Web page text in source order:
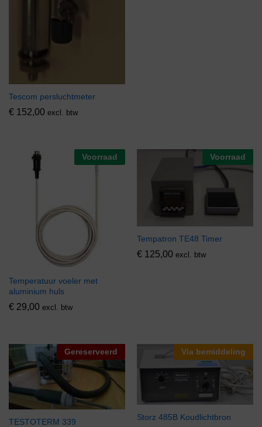
Tescom persluchtmeter
€ 152,00 excl. btw
Voorraad
Temperatuur voeler met
aluminium huls
€ 29,00 excl. btw
Voorraad
Tempatron TE48 Timer
€ 125,00 excl. btw
Gereserveerd
TESTOTERM 339
Via bemiddeling
Storz 485B Koudlichtbron